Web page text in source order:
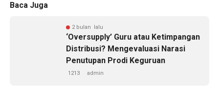
Baca Juga
2 bulan lalu
‘Oversupply’ Guru atau Ketimpangan
Distribusi? Mengevaluasi Narasi
Penutupan Prodi Keguruan
1213 admin